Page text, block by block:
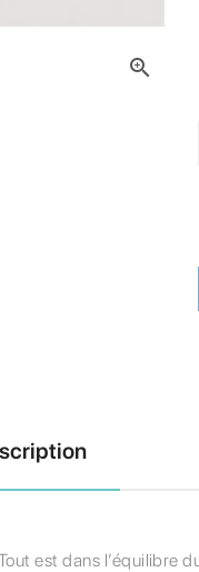

est dans l’équilibre